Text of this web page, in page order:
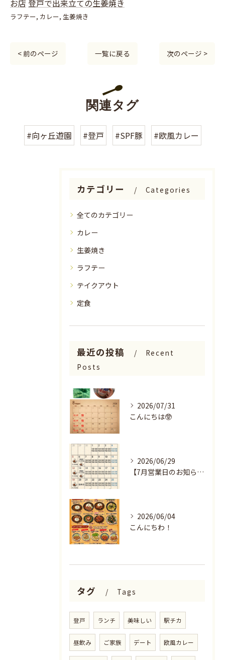
お店登戸で出来立ての生姜焼き
ラフテー カレー 生姜焼き
< 前のページ 一覧に戻る 次のページ >
関連タグ
#向ヶ丘遊園 #登戸 #SPF豚 #欧風カレー
カテゴリー Categories
全てのカテゴリー
カレー
生姜焼き
ラフテー
テイクアウト
定食
最近の投稿
Recent
Posts
2026/07/31
こんにちは🥸
2026/06/29
【7月営業日のお知らせ🌻】
2026/06/04
こんにちわ！
タグ Tags
登戸 ランチ 美味しい 駅チカ
昼飲み ご家族 デート 欧風カレー